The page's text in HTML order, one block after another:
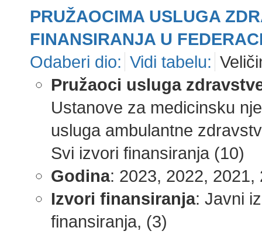
PRUŽAOCIMA USLUGA
FINANSIRANJA U
Odaberi dio: Vidi tabelu:
Pružaoci usluga
Ustanove za medicinsku
usluga ambulantne
Svi izvori finansiranja (10)
Godina: 2023, 2022,
Izvori finansiranja: Javni
finansiranja, (3)